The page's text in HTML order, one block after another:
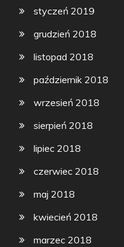
styczeń 2019
grudzień 2018
listopad 2018
październik 2018
wrzesień 2018
sierpień 2018
lipiec 2018
czerwiec 2018
maj 2018
kwiecień 2018
marzec 2018